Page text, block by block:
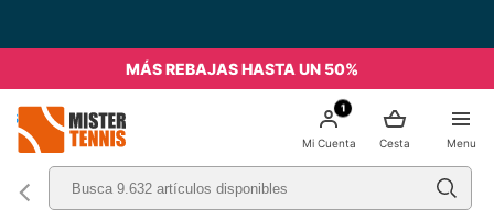
MÁS REBAJAS HASTA UN 50%
Menu
Cesta
1
Mi Cuenta